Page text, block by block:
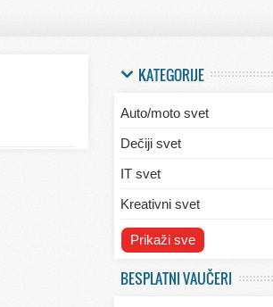
KATEGORIJE
Auto/moto svet
Dečiji svet
IT svet
Kreativni svet
Svet ekologije
Prikaži sve
BESPLATNI VAUČERI